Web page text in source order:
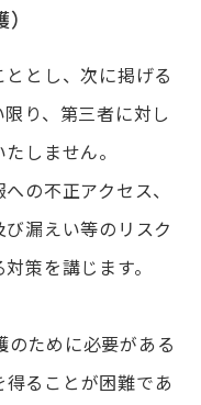
とし、次に掲げる
り、第三者に対し
しません。
の不正アクセス、
漏えい等のリスク
策を講じます。
のために必要がある
ることが困難であ